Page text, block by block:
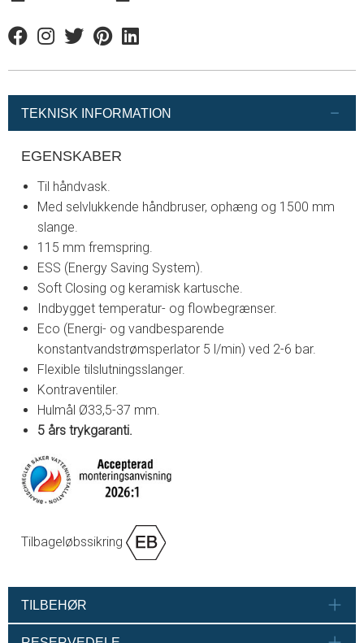
FacebookInstagram
TwitterPinterestLinkedin
TEKNISK INFORMATION
EGENSKABER
Til håndvask.
Med selvlukkende håndbruser, ophæng og 1500 mm
slange.
115 mm fremspring.
ESS (Energy Saving System).
Soft Closing og keramisk kartusche.
Indbygget temperatur- og flowbegrænser.
Eco (Energi- og vandbesparende
konstantvandstrømsperlator 5 l/min) ved 2-6 bar.
Flexible tilslutningsslanger.
Kontraventiler.
Hulmål Ø33,5-37 mm.
5 års trykgaranti.
Tilbageløbssikring
TILBEHØR